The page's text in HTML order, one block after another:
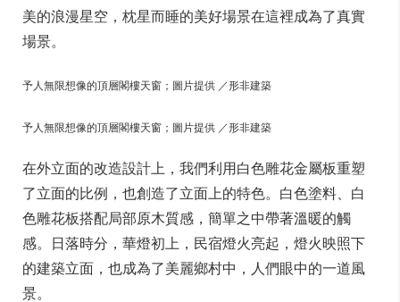
美的浪漫星空，枕星而睡的美好場景在這裡成為了真實
場景。
予人無限想像的頂層閣樓天窗；圖片提供 ／形非建築
予人無限想像的頂層閣樓天窗；圖片提供 ／形非建築
在外立面的改造設計上，我們利用白色雕花金屬板重塑
了立面的比例，也創造了立面上的特色。白色塗料、白
色雕花板搭配局部原木質感，簡單之中帶著溫暖的觸
感。日落時分，華燈初上，民宿燈火亮起，燈火映照下
的建築立面，也成為了美麗鄉村中，人們眼中的一道風
景。